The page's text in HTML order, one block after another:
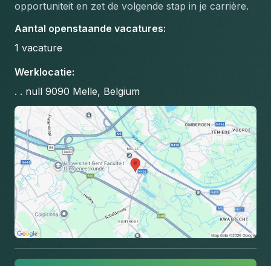
opportuniteit en zet de volgende stap in je carrière.
Aantal openstaande vacatures:
1 vacature
Werklocatie:
. . null 9090 Melle, Belgium